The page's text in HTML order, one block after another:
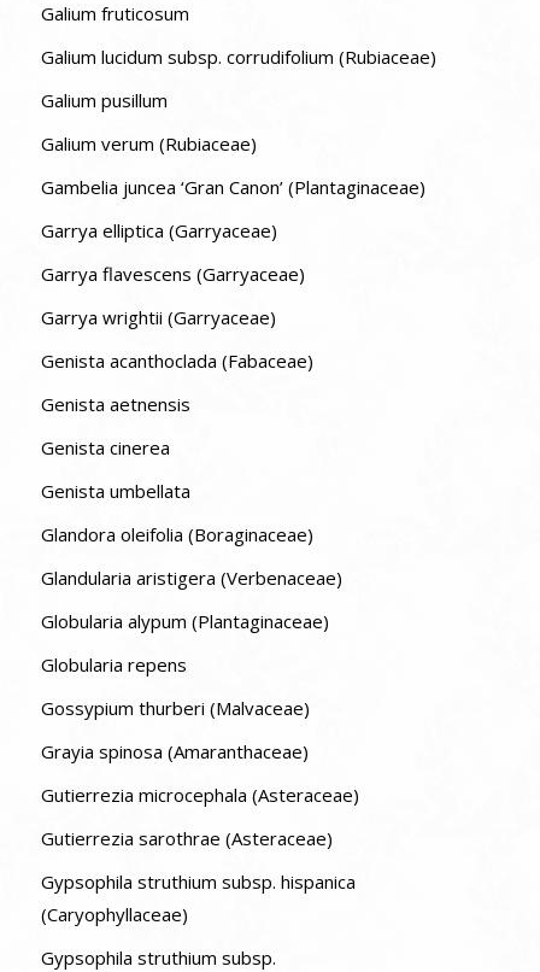
Galium fruticosum
Galium lucidum subsp. corrudifolium (Rubiaceae)
Galium pusillum
Galium verum (Rubiaceae)
Gambelia juncea ‘Gran Canon’ (Plantaginaceae)
Garrya elliptica (Garryaceae)
Garrya flavescens (Garryaceae)
Garrya wrightii (Garryaceae)
Genista acanthoclada (Fabaceae)
Genista aetnensis
Genista cinerea
Genista umbellata
Glandora oleifolia (Boraginaceae)
Glandularia aristigera (Verbenaceae)
Globularia alypum (Plantaginaceae)
Globularia repens
Gossypium thurberi (Malvaceae)
Grayia spinosa (Amaranthaceae)
Gutierrezia microcephala (Asteraceae)
Gutierrezia sarothrae (Asteraceae)
Gypsophila struthium subsp. hispanica
(Caryophyllaceae)
Gypsophila struthium subsp.